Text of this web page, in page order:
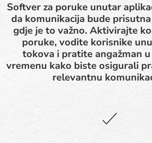
Softver za poruke unutar
da komunikacija bude
gdje je to važno. Aktivirajte
poruke, vodite korisnike
tokova i pratite angažman
vremenu kako biste osigurali
relevantnu